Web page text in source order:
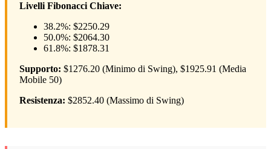
Livelli Fibonacci Chiave:
38.2%: $2250.29
50.0%: $2064.30
61.8%: $1878.31
Supporto: $1276.20 (Minimo di Swing), $1925.91 (Media
Mobile 50)
Resistenza: $2852.40 (Massimo di Swing)